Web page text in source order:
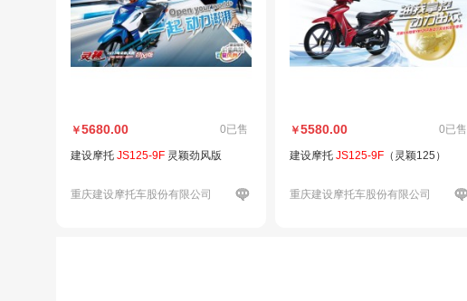
￥5680.00 0已售
建设摩托 JS125-9F 灵颖劲风版
重庆建设摩托车股份有限公司
￥5580.00 0已售
建设摩托 JS125-9F （灵颖125）
重庆建设摩托车股份有限公司